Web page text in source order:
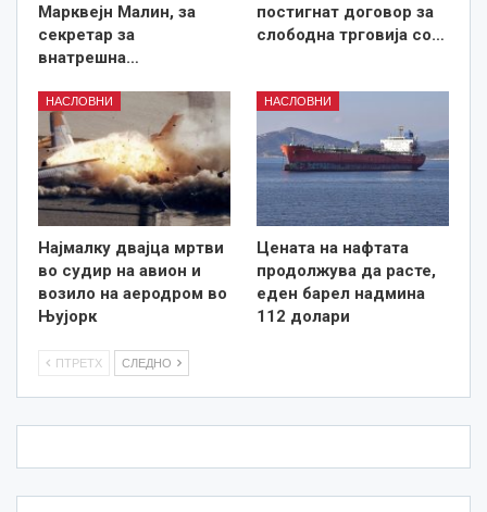
Марквејн Малин, за
секретар за
внатрешна…
постигнат договор за
слободна трговија со…
НАСЛОВНИ
Најмалку двајца мртви
во судир на авион и
возило на аеродром во
Њујорк
НАСЛОВНИ
Цената на нафтата
продолжува да расте,
еден барел надмина
112 долари
ПТРЕТХ СЛЕДНО